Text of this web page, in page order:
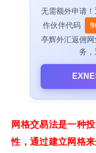
无需额外申请
作伙伴代码
亭辉外汇返佣
务，
网格交易法是一种
性，通过建立网格来